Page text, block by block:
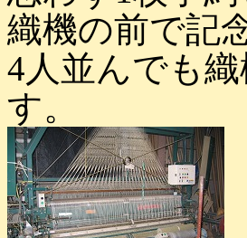
織機の前で記
4人並んでも
す。